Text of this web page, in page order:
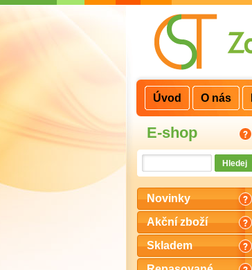
E-shop
Novinky
Akční zboží
Skladem
Úvod O nás